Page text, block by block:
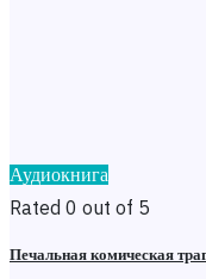
Аудиокнига
Rated 0 out of 5
Печальная комическая